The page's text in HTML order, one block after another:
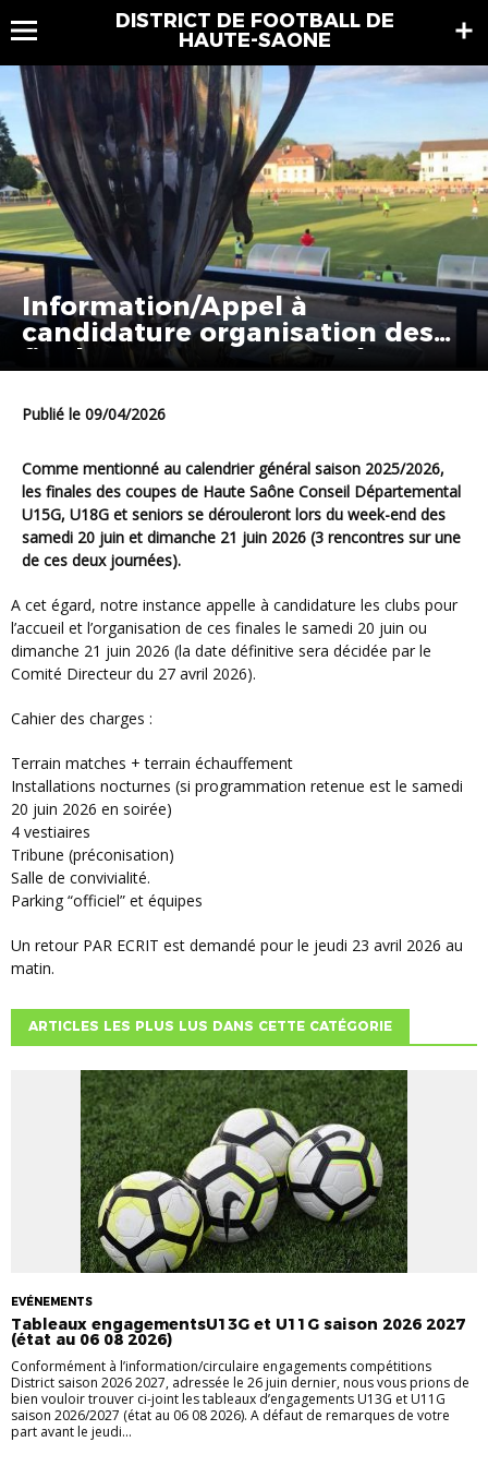
DISTRICT DE FOOTBALL DE
HAUTE-SAONE
Information/Appel à
candidature organisation des
finales coupes Haute Saône
Publié le 09/04/2026
Comme mentionné au calendrier général saison 2025/2026,
les finales des coupes de Haute Saône Conseil Départemental
U15G, U18G et seniors se dérouleront lors du week-end des
samedi 20 juin et dimanche 21 juin 2026 (3 rencontres sur une
de ces deux journées).
A cet égard, notre instance appelle à candidature les clubs pour
l’accueil et l’organisation de ces finales le samedi 20 juin ou
dimanche 21 juin 2026 (la date définitive sera décidée par le
Comité Directeur du 27 avril 2026).
Cahier des charges :
Terrain matches + terrain échauffement
Installations nocturnes (si programmation retenue est le samedi
20 juin 2026 en soirée)
4 vestiaires
Tribune (préconisation)
Salle de convivialité.
Parking “officiel” et équipes
Un retour PAR ECRIT est demandé pour le jeudi 23 avril 2026 au
matin.
ARTICLES LES PLUS LUS DANS CETTE CATÉGORIE
EVÉNEMENTS
Tableaux engagementsU13G et U11G saison 2026 2027
(état au 06 08 2026)
Conformément à l’information/circulaire engagements compétitions
District saison 2026 2027, adressée le 26 juin dernier, nous vous prions de
bien vouloir trouver ci-joint les tableaux d’engagements U13G et U11G
saison 2026/2027 (état au 06 08 2026). A défaut de remarques de votre
part avant le jeudi...